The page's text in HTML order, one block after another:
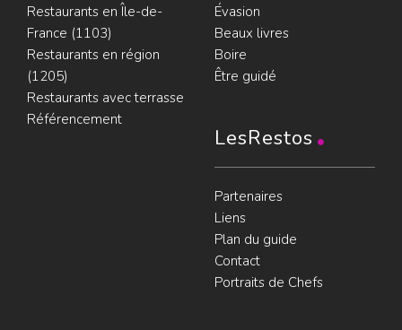
Restaurants en Île-de-
France (1103)
Restaurants en région
(1205)
Restaurants avec terrasse
Référencement
Évasion
Beaux livres
Boire
Être guidé
LesRestos
Partenaires
Liens
Plan du guide
Contact
Portraits de Chefs